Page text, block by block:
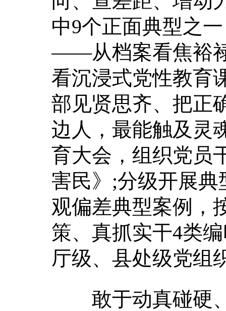
中9个正面典型之
——从档案看焦裕
看沉浸式党性教育
部见贤思齐、把正
边人，最能触及灵
育大会，组织党员
害民》;分级开展
观偏差典型案例，
策、真抓实干4类
厅级、县处级党组
敢于动真碰硬、